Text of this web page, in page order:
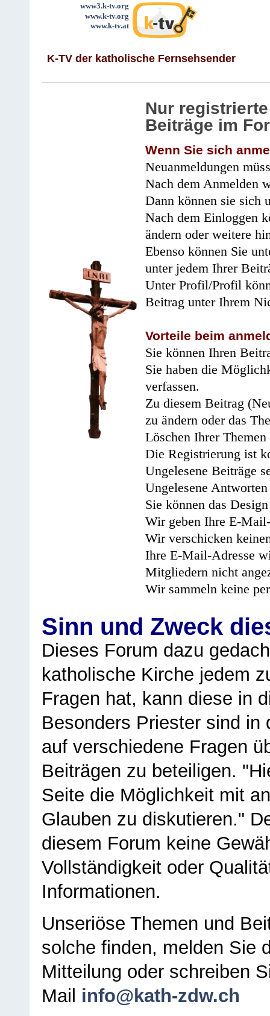
www3.k-tv.org
www.k-tv.org
www.k-tv.at
K-TV der katholische Fernsehsender
Nur
Beiträge im
Wenn Sie sich
Neuanmeldungen
Nach dem Anmelden
Dann können sie sich
Nach dem Einloggen
ändern oder weitere
Ebenso können Sie
unter jedem Ihrer
Unter Profil/Profil
Beitrag unter Ihrem
Vorteile beim
Sie können Ihren
Sie haben die
verfassen.
Zu diesem Beitrag
zu ändern oder das
Löschen Ihrer
Die Registrierung ist
Ungelesene Beiträge
Ungelesene
Sie können das
Wir geben Ihre E-
Wir verschicken
Ihre E-Mail-Adresse
Mitgliedern nicht
Wir sammeln keine
Sinn und Zweck
Dieses Forum dazu
katholische Kirche jedem
Fragen hat, kann diese in
Besonders Priester sind in
auf verschiedene Fragen
Beiträgen zu beteiligen.
Seite die Möglichkeit mit
Glauben zu diskutieren."
diesem Forum keine
Vollständigkeit oder
Informationen.
Unseriöse Themen und
solche finden, melden Sie
Mitteilung oder schreiben
Mail info@kath-zdw.ch